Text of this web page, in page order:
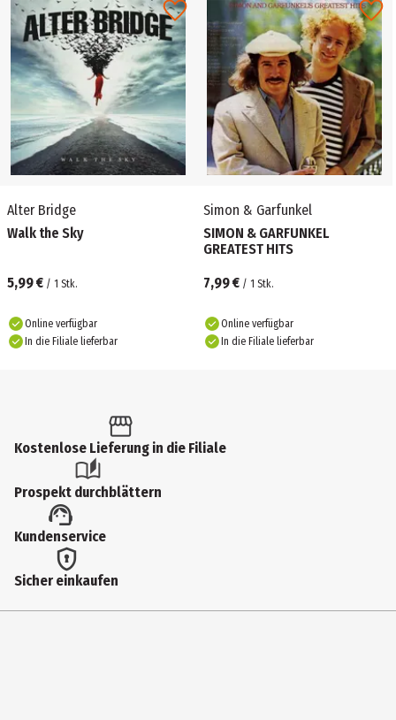
Alter Bridge
Walk the Sky
5,99 € / 1 Stk.
Online verfügbar
In die Filiale lieferbar
Simon & Garfunkel
SIMON & GARFUNKEL
GREATEST HITS
7,99 € / 1 Stk.
Online verfügbar
In die Filiale lieferbar
Kostenlose Lieferung in die Filiale
Prospekt durchblättern
Kundenservice
Sicher einkaufen